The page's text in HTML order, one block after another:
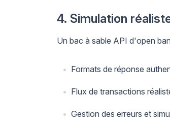
4. Simulation
Un bac à sable API d'open
Formats de réponse
Flux de transactions
Gestion des erreurs et